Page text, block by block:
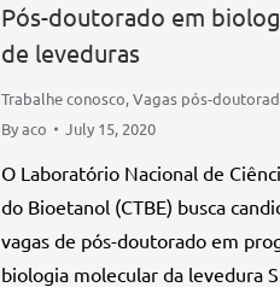
Pós-doutorado em
de leveduras
Trabalhe conosco,Vagas pós-
Byaco July 15, 2020
O Laboratório Nacional de
do Bioetanol (CTBE) busca
vagas de pós-doutorado em
biologia molecular da levedura